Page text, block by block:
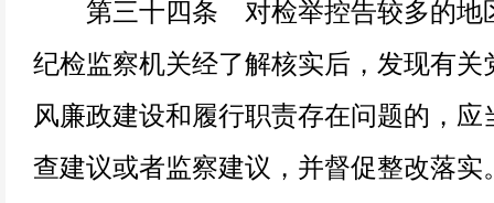
第三十四条 对检举控告较多的地
纪检监察机关经了解核实后，发现有关
风廉政建设和履行职责存在问题的，应
查建议或者监察建议，并督促整改落实